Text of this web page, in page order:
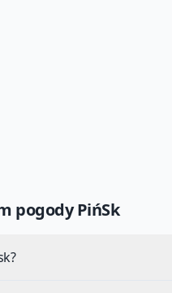
pogodyPińSk